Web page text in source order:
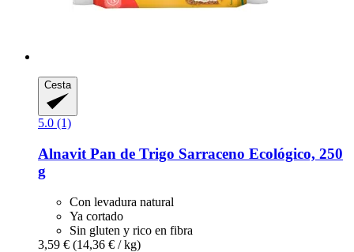
Cesta
5.0 (1)
Alnavit Pan de Trigo Sarraceno Ecológico, 250
g
Con levadura natural
Ya cortado
Sin gluten y rico en fibra
3,59 € (14,36 € / kg)